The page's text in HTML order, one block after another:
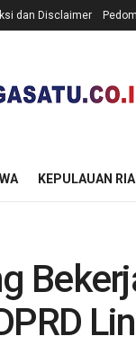
dan Disclaimer
KEPULAUAN